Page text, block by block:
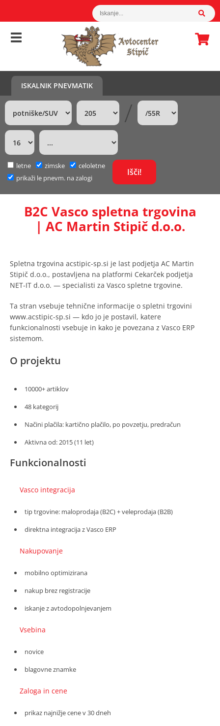
ISKALNIK PNEVMATIK
/
letne zimske
celoletne
prikaži le pnevm. na zalogi
B2C Vasco spletna trgovina
| AC Martin Stipič d.o.o.
Spletna trgovina acstipic-sp.si je last podjetja AC Martin
Stipič d.o.o., postavljena na platformi Cekarček podjetja
NET-IT d.o.o. — specialisti za Vasco spletne trgovine.
Ta stran vsebuje tehnične informacije o spletni trgovini
www.acstipic-sp.si — kdo jo je postavil, katere
funkcionalnosti vsebuje in kako je povezana z Vasco ERP
sistemom.
O projektu
10000+ artiklov
48 kategorij
Načini plačila: kartično plačilo, po povzetju, predračun
Aktivna od: 2015 (11 let)
Funkcionalnosti
Vasco integracija
tip trgovine: maloprodaja (B2C) + veleprodaja (B2B)
direktna integracija z Vasco ERP
Nakupovanje
mobilno optimizirana
nakup brez registracije
iskanje z avtodopolnjevanjem
Vsebina
novice
blagovne znamke
Zaloga in cene
prikaz najnižje cene v 30 dneh